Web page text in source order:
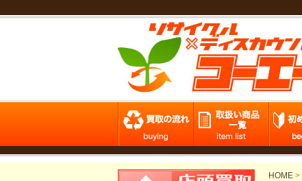
HOME >